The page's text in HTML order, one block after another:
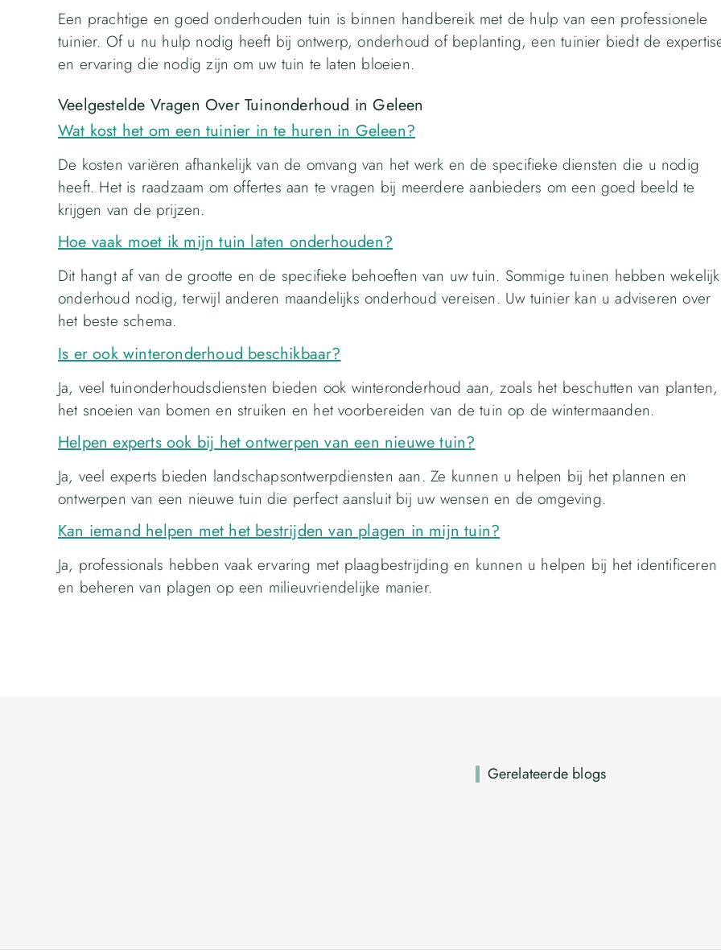
Een prachtige en goed onderhouden tuin is binnen handbereik met de hulp van een professionele
tuinier. Of u nu hulp nodig heeft bij ontwerp, onderhoud of beplanting, een tuinier biedt de
en ervaring die nodig zijn om uw tuin te laten bloeien.
Veelgestelde Vragen Over Tuinonderhoud in Geleen
Wat kost het om een tuinier in te huren in Geleen?
De kosten variëren afhankelijk van de omvang van het werk en de specifieke diensten die u nodig
heeft. Het is raadzaam om offertes aan te vragen bij meerdere aanbieders om een goed beeld te
krijgen van de prijzen.
Hoe vaak moet ik mijn tuin laten onderhouden?
Dit hangt af van de grootte en de specifieke behoeften van uw tuin. Sommige tuinen hebben
onderhoud nodig, terwijl anderen maandelijks onderhoud vereisen. Uw tuinier kan u adviseren over
het beste schema.
Is er ook winteronderhoud beschikbaar?
Ja, veel tuinonderhoudsdiensten bieden ook winteronderhoud aan, zoals het beschutten van planten,
het snoeien van bomen en struiken en het voorbereiden van de tuin op de wintermaanden.
Helpen experts ook bij het ontwerpen van een nieuwe tuin?
Ja, veel experts bieden landschapsontwerpdiensten aan. Ze kunnen u helpen bij het plannen en
ontwerpen van een nieuwe tuin die perfect aansluit bij uw wensen en de omgeving.
Kan iemand helpen met het bestrijden van plagen in mijn tuin?
Ja, professionals hebben vaak ervaring met plaagbestrijding en kunnen u helpen bij het identificeren
en beheren van plagen op een milieuvriendelijke manier.
Gerelateerde blogs